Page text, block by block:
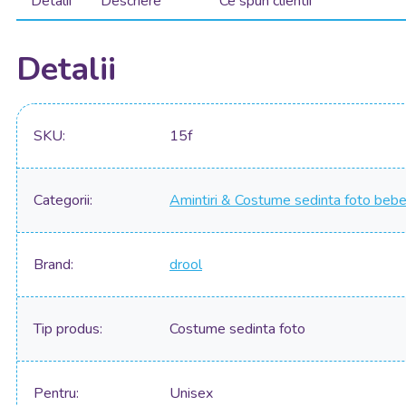
Detalii
SKU 15f
Categorii Amintiri & Costume sedinta foto
Brand drool
Tip produs Costume sedinta foto
Pentru Unisex